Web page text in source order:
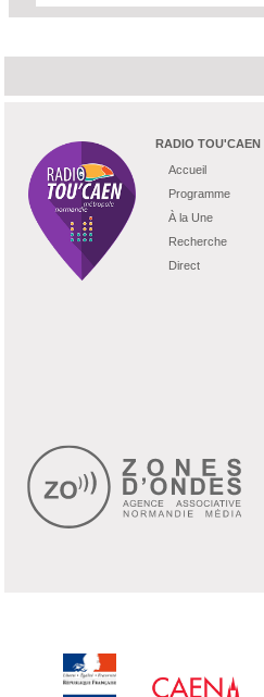
RADIO TOU'CAEN
Accueil
Programme
À la Une
Recherche
Direct